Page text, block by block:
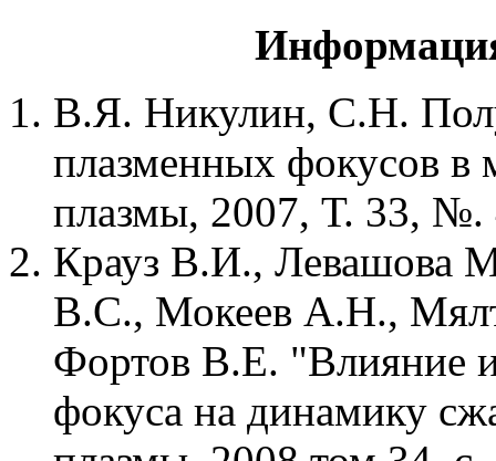
В.Я. Никулин, С.Н.
плазменных фокусов в
плазмы, 2007, Т. 33, №.
Крауз В.И., Левашова
В.С., Мокеев А.Н.,
Фортов В.Е. "Влияние
фокуса на динамику